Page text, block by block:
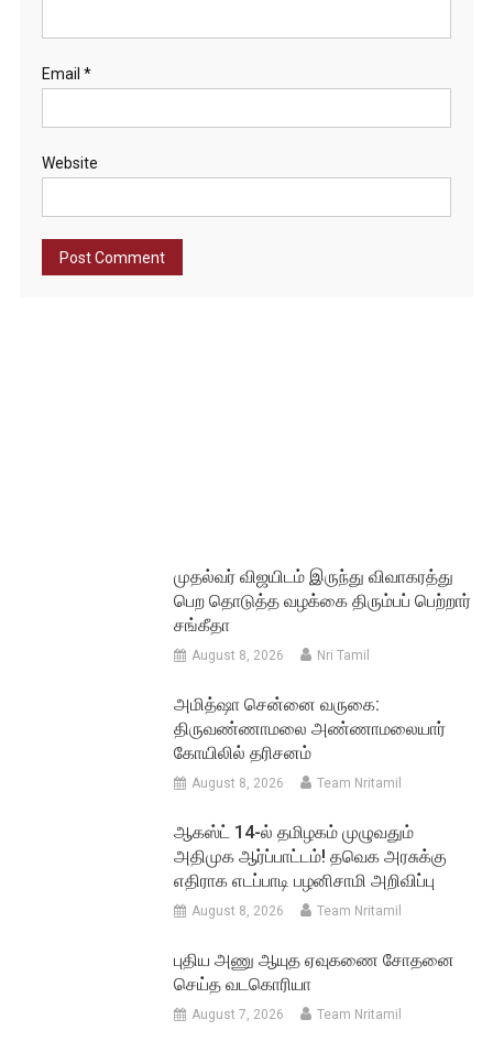
Email *
Website
முதல்வர் விஜயிடம் இருந்து விவாகரத்து
பெற தொடுத்த வழக்கை திரும்பப் பெற்றார்
சங்கீதா
August 8, 2026 Nri Tamil
அமித்ஷா சென்னை வருகை:
திருவண்ணாமலை அண்ணாமலையார்
கோயிலில் தரிசனம்
August 8, 2026 Team Nritamil
ஆகஸ்ட் 14-ல் தமிழகம் முழுவதும்
அதிமுக ஆர்ப்பாட்டம்! தவெக அரசுக்கு
எதிராக எடப்பாடி பழனிசாமி அறிவிப்பு
August 8, 2026 Team Nritamil
புதிய அணு ஆயுத ஏவுகணை சோதனை
செய்த வடகொரியா
August 7, 2026 Team Nritamil